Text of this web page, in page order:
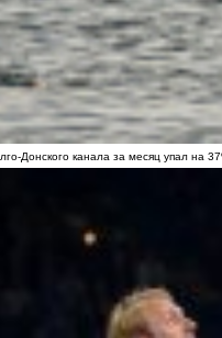
Донского канала за месяц упал на